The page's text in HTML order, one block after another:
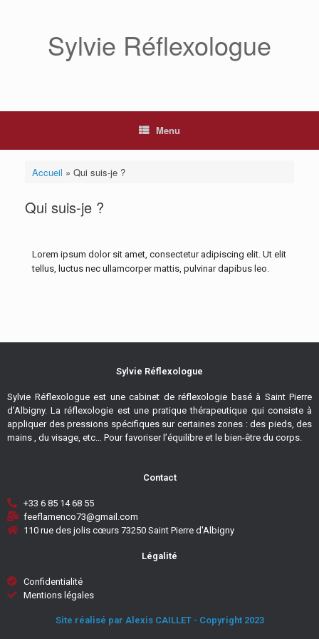
Sylvie Réflexologue
Menu
Accueil » Qui suis-je ?
Qui suis-je ?
Lorem ipsum dolor sit amet, consectetur adipiscing elit. Ut elit
tellus, luctus nec ullamcorper mattis, pulvinar dapibus leo.
Sylvie Réflexologue
Sylvie Réflexologue est une cabinet de réflexologie basé à Saint Pierre
d’Albigny. La réflexologie est une pratique thérapeutique qui consiste à
appliquer des pressions spécifiques sur certaines zones : des pieds, des
mains , du visage, etc… Pour favoriser l’équilibre et le bien-être du corps.
Contact
+33 6 85 14 68 55
feeflamenco73@gmail.com
110 rue des jolis cœurs 73250 Saint Pierre d'Albigny
Légalité
Confidentialité
Mentions légales
Site réalisé par Alexis CAILLET - Copyright 2023